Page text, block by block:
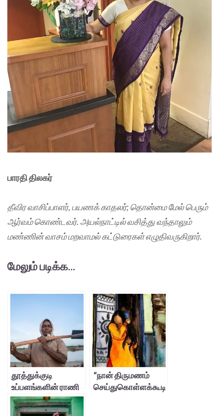
பாரதி திலகர்
தீவிர வாசிப்பாளர், பயணக் காதலர்; தொன்மை மேல் பெரும்
ஆர்வம் கொண்டவர். அயல்நாட்டில் வசித்து வந்தாலும்
மண்ணின் வாசம் மறவாமல் கட்டுரைகள் எழுதிவருகிறார்.
மேலும் படிக்க...
தூத்துக்குடி
உப்பளங்களின் ராணி
“நான் திருமணம்
செய்துகொள்ளக்கூடி